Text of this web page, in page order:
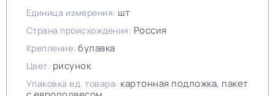
Единица измерения: шт
Страна происхождения: Россия
Крепление: булавка
Цвет: рисунок
Упаковка ед. товара: картонная подложка, пакет